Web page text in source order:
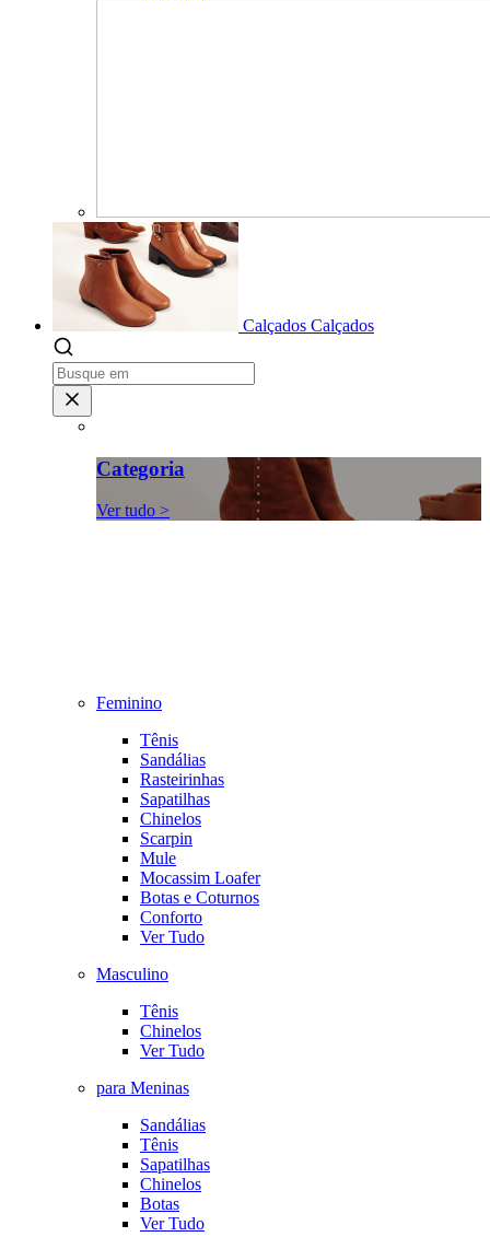
Calçados Calçados
Categoria
Ver tudo >
Feminino
Tênis
Sandálias
Rasteirinhas
Sapatilhas
Chinelos
Scarpin
Mule
Mocassim Loafer
Botas e Coturnos
Conforto
Ver Tudo
Masculino
Tênis
Chinelos
Ver Tudo
para Meninas
Sandálias
Tênis
Sapatilhas
Chinelos
Botas
Ver Tudo